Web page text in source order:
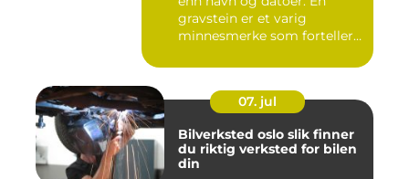
gravstein er et varig
minnesmerke som forteller
07. jul
Bilverksted oslo slik finner
du riktig verksted for bilen
din